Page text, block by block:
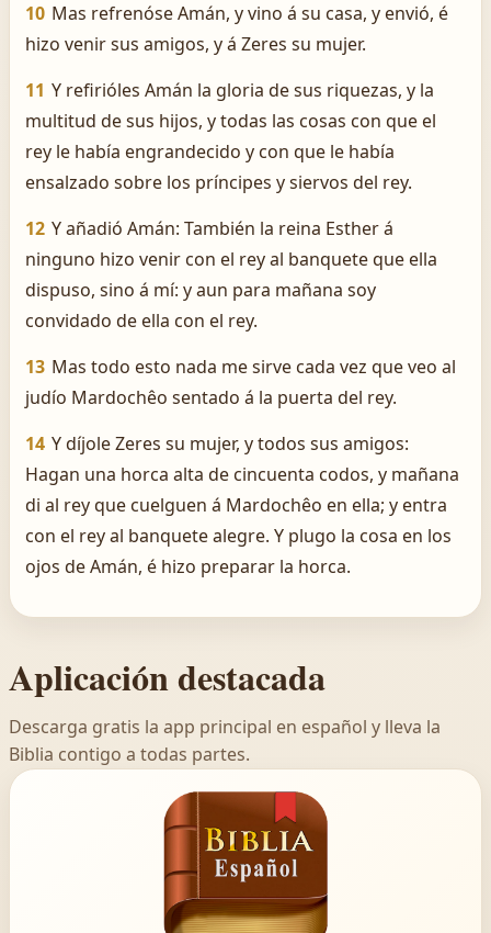
10 Mas refrenóse Amán, y vino á su casa, y envió, é
hizo venir sus amigos, y á Zeres su mujer.
11 Y refirióles Amán la gloria de sus riquezas, y la
multitud de sus hijos, y todas las cosas con que el
rey le había engrandecido y con que le había
ensalzado sobre los príncipes y siervos del rey.
12 Y añadió Amán: También la reina Esther á
ninguno hizo venir con el rey al banquete que ella
dispuso, sino á mí: y aun para mañana soy
convidado de ella con el rey.
13 Mas todo esto nada me sirve cada vez que veo al
judío Mardochêo sentado á la puerta del rey.
14 Y díjole Zeres su mujer, y todos sus amigos:
Hagan una horca alta de cincuenta codos, y mañana
di al rey que cuelguen á Mardochêo en ella; y entra
con el rey al banquete alegre. Y plugo la cosa en los
ojos de Amán, é hizo preparar la horca.
Aplicación destacada
Descarga gratis la app principal en español y lleva la
Biblia contigo a todas partes.